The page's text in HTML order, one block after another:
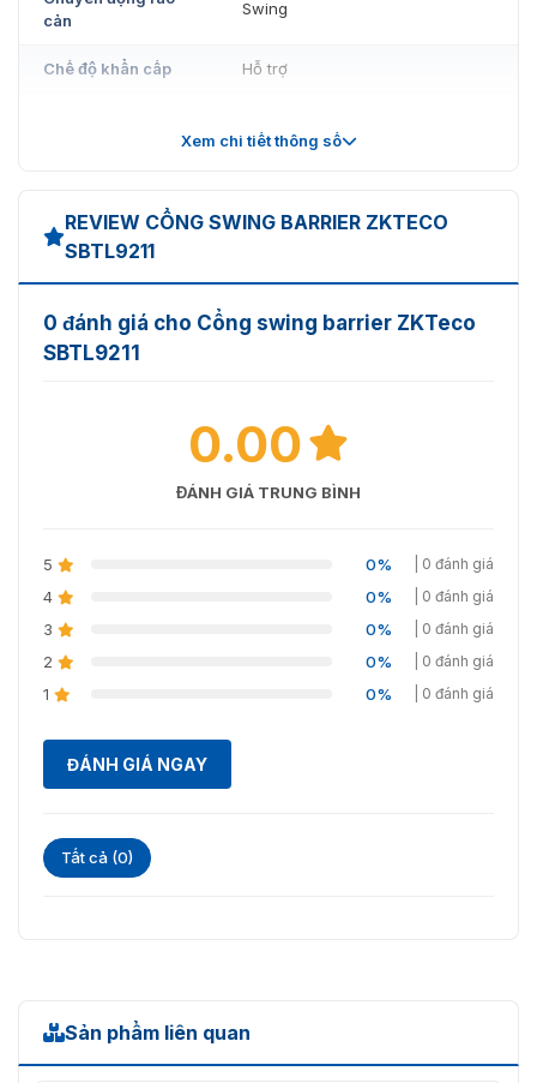
cản
Swing
Chế độ khẩn cấp Hỗ trợ
Độ ẩm làm việc 5% to 95%
Xem chi tiết thông số
REVIEW CỔNG SWING BARRIER ZKTECO
SBTL9211
0 đánh giá cho Cổng swing barrier ZKTeco
SBTL9211
0.00
ĐÁNH GIÁ TRUNG BÌNH
5 0% | 0 đánh giá
4 0% | 0 đánh giá
3 0% | 0 đánh giá
2 0% | 0 đánh giá
1 0% | 0 đánh giá
ĐÁNH GIÁ NGAY
Tất cả (0)
Sản phẩm liên quan